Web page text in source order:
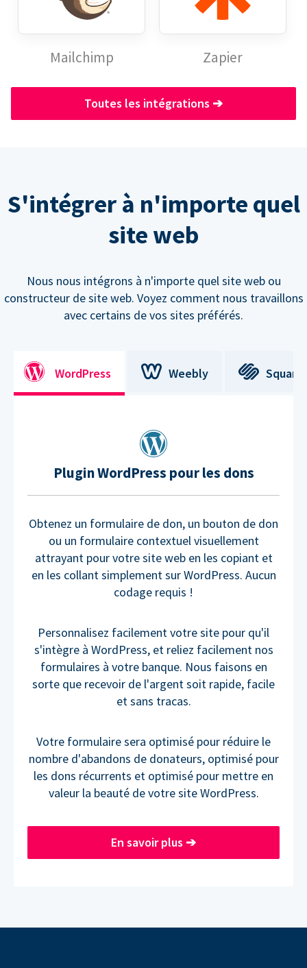
Mailchimp Zapier
Toutes les intégrations ➔
S'intégrer à n'importe quel
site web
Nous nous intégrons à n'importe quel site web ou
constructeur de site web. Voyez comment nous travaillons
avec certains de vos sites préférés.
WordPress Weebly
Plugin WordPress pour les dons
Obtenez un formulaire de don, un bouton de don
ou un formulaire contextuel visuellement
attrayant pour votre site web en les copiant et
en les collant simplement sur WordPress. Aucun
codage requis !
Personnalisez facilement votre site pour qu'il
s'intègre à WordPress, et reliez facilement nos
formulaires à votre banque. Nous faisons en
sorte que recevoir de l'argent soit rapide, facile
et sans tracas.
Votre formulaire sera optimisé pour réduire le
nombre d'abandons de donateurs, optimisé pour
les dons récurrents et optimisé pour mettre en
valeur la beauté de votre site WordPress.
En savoir plus ➔